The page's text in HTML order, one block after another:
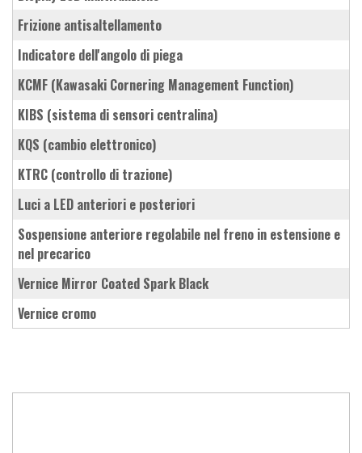
frizione antisaltellamento
indicatore dell'angolo di piega
KCMF (Kawasaki Cornering Management Function)
KIBS (sistema di sensori centralina)
KQS (cambio elettronico)
KTRC (controllo di trazione)
luci a LED anteriori e posteriori
sospensione anteriore regolabile nel freno in estensione e
nel precarico
vernice Mirror Coated Spark Black
vernice cromo